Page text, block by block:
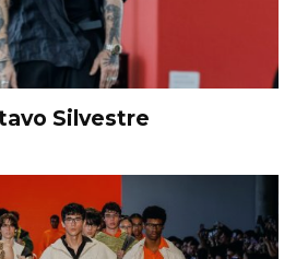
Silvestre